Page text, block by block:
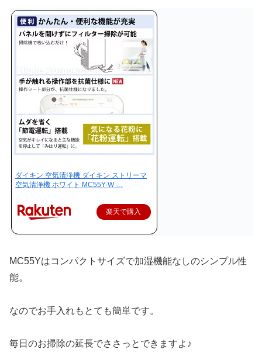
ダイキン 空気清浄機 ダイキン ストリーマ
空気清浄機 ホワイト MC55Y-W …
楽天で購入
MC55Yはコンパクトサイズで加湿機能なしのシンプル性
能。
なのでお手入れもとても簡単です。
毎日のお掃除の延長でささっとできますよ♪